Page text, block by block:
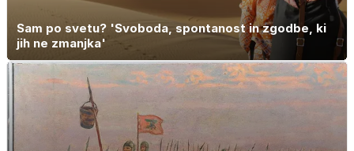
Sam po svetu? 'Svoboda, spontanost in zgodbe, ki
jih ne zmanjka'